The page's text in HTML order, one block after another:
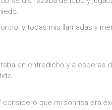
y todas mis llamadas y
en entredicho y a esperas
consideró que mi sonrisa era